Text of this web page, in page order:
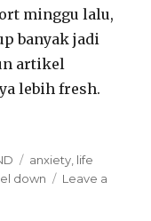
minggu lalu,
banyak jadi
artikel
lebih fresh.
down”
Tags
anxiety, life
down
Leave a